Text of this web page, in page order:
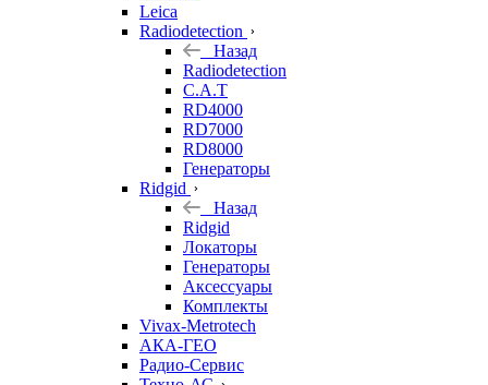
Leica
Radiodetection
Назад
Radiodetection
C.A.T
RD4000
RD7000
RD8000
Генераторы
Ridgid
Назад
Ridgid
Локаторы
Генераторы
Аксессуары
Комплекты
Vivax-Metrotech
АКА-ГЕО
Радио-Сервис